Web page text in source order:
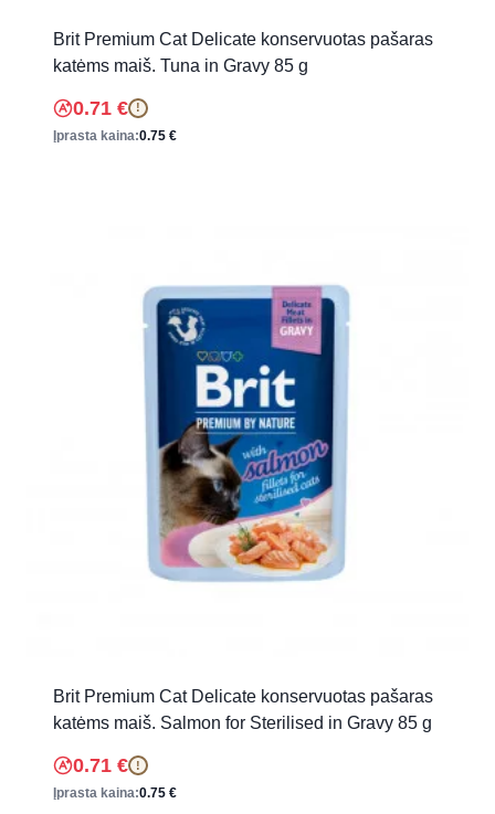
Brit Premium Cat Delicate konservuotas pašaras
katėms maiš. Tuna in Gravy 85 g
0.71 € !
Įprasta kaina:0.75 €
Brit Premium Cat Delicate konservuotas pašaras
katėms maiš. Salmon for Sterilised in Gravy 85 g
0.71 € !
Įprasta kaina:0.75 €